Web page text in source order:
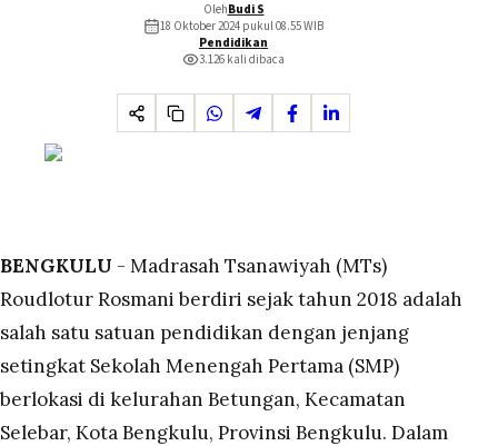
OlehBudi S
18 Oktober 2024 pukul 08.55WIB
Pendidikan
3.126 kali dibaca
BENGKULU - Madrasah Tsanawiyah (MTs)
Roudlotur Rosmani berdiri sejak tahun 2018 adalah
salah satu satuan pendidikan dengan jenjang
setingkat Sekolah Menengah Pertama (SMP)
berlokasi di kelurahan Betungan, Kecamatan
Selebar, Kota Bengkulu, Provinsi Bengkulu. Dalam